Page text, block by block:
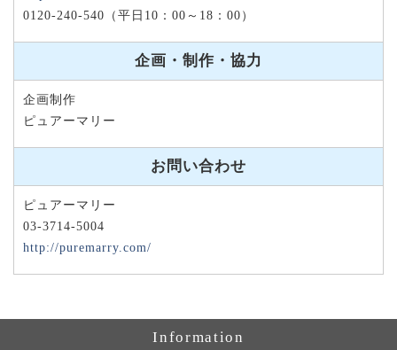
0120-240-540（平日10：00～18：00）
企画・制作・協力
企画制作
ピュアーマリー
お問い合わせ
ピュアーマリー
03-3714-5004
http://puremarry.com/
Information